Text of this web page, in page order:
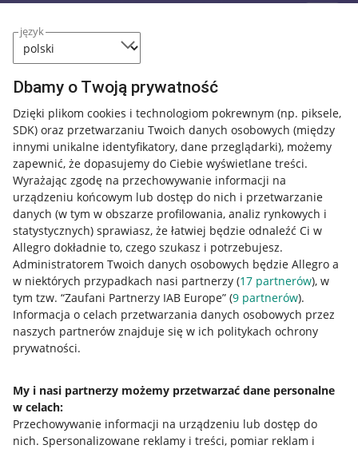
język
Dbamy o Twoją prywatność
Dzięki plikom cookies i technologiom pokrewnym (np. piksele,
SDK) oraz przetwarzaniu Twoich danych osobowych (między
innymi unikalne identyfikatory, dane przeglądarki), możemy
zapewnić, że dopasujemy do Ciebie wyświetlane treści.
Wyrażając zgodę na przechowywanie informacji na
urządzeniu końcowym lub dostęp do nich i przetwarzanie
danych (w tym w obszarze profilowania, analiz rynkowych i
statystycznych) sprawiasz, że łatwiej będzie odnaleźć Ci w
Allegro dokładnie to, czego szukasz i potrzebujesz.
Administratorem Twoich danych osobowych będzie Allegro a
w niektórych przypadkach nasi partnerzy (17 partnerów), w
tym tzw. “Zaufani Partnerzy IAB Europe” (9 partnerów).
Informacja o celach przetwarzania danych osobowych przez
naszych partnerów znajduje się w ich politykach ochrony
prywatności.
My i nasi partnerzy możemy przetwarzać dane personalne
w celach:
Przechowywanie informacji na urządzeniu lub dostęp do
nich. Spersonalizowane reklamy i treści, pomiar reklam i
Przydatne informacje
Jak to działa
Allegro Gadane dla sprzedających
Allegro Gadane dla kupujących